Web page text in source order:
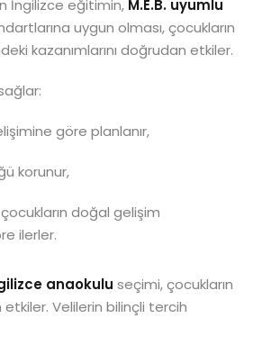
İngilizce eğitimin, M.E.B. uyumlu
uygun olması, çocukların
kazanımlarını doğrudan etkiler.
göre planlanır,
korunur,
doğal gelişim
ilerler.
anaokulu seçimi, çocukların
Velilerin bilinçli tercih